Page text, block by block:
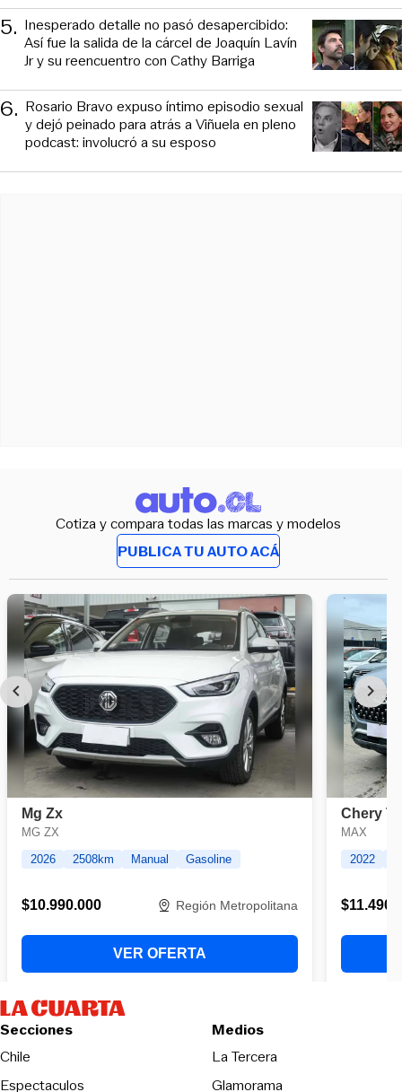
5. Inesperado detalle no pasó desapercibido:
Así fue la salida de la cárcel de Joaquín Lavín
Jr y su reencuentro con Cathy Barriga
6. Rosario Bravo expuso íntimo episodio sexual
y dejó peinado para atrás a Viñuela en pleno
podcast: involucró a su esposo
Cotiza y compara todas las marcas y modelos
PUBLICA TU AUTO ACÁ
Secciones
Chile
Espectaculos
Medios
La TerceraOpens in new
Glamorama